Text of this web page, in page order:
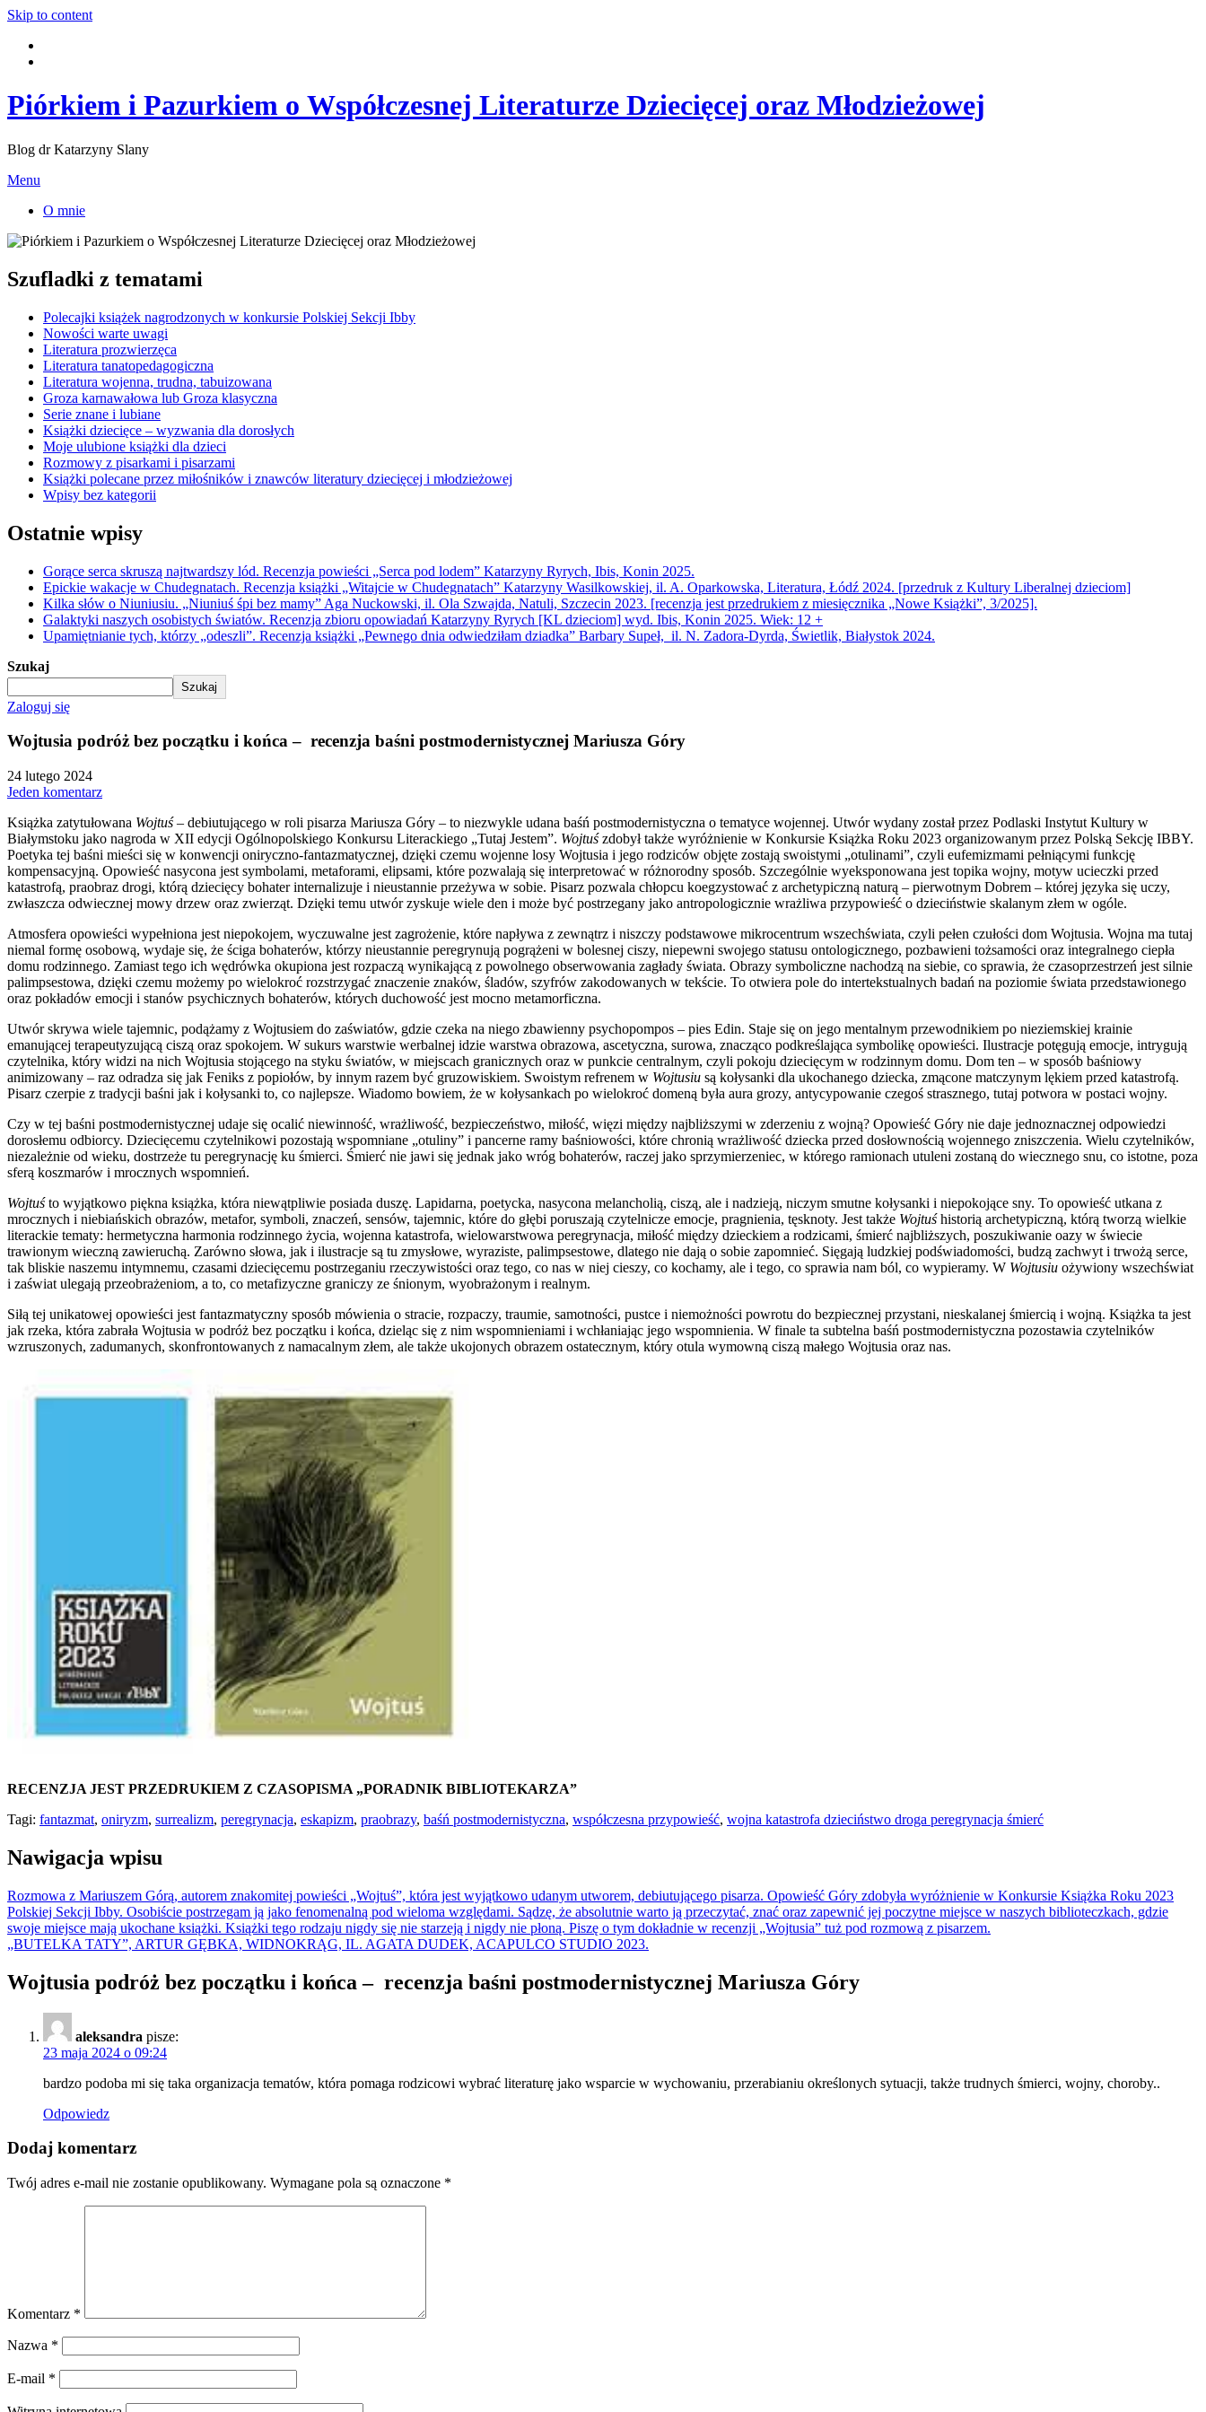
Skip to content
Piórkiem i Pazurkiem o Współczesnej Literaturze Dziecięcej oraz Młodzieżowej
Blog dr Katarzyny Slany
Menu
O mnie
Szufladki z tematami
Polecajki książek nagrodzonych w konkursie Polskiej Sekcji Ibby
Nowości warte uwagi
Literatura prozwierzęca
Literatura tanatopedagogiczna
Literatura wojenna, trudna, tabuizowana
Groza karnawałowa lub Groza klasyczna
Serie znane i lubiane
Książki dziecięce – wyzwania dla dorosłych
Moje ulubione książki dla dzieci
Rozmowy z pisarkami i pisarzami
Książki polecane przez miłośników i znawców literatury dziecięcej i młodzieżowej
Wpisy bez kategorii
Ostatnie wpisy
Gorące serca skruszą najtwardszy lód. Recenzja powieści „Serca pod lodem” Katarzyny Ryrych, Ibis, Konin 2025.
Epickie wakacje w Chudegnatach. Recenzja książki „Witajcie w Chudegnatach” Katarzyny Wasilkowskiej, il. A. Oparkowska, Literatura, Łódź 2024. [przedruk z Kultury Liberalnej dzieciom]
Kilka słów o Niuniusiu. „Niuniuś śpi bez mamy” Aga Nuckowski, il. Ola Szwajda, Natuli, Szczecin 2023. [recenzja jest przedrukiem z miesięcznika „Nowe Książki”, 3/2025].
Galaktyki naszych osobistych światów. Recenzja zbioru opowiadań Katarzyny Ryrych [KL dzieciom] wyd. Ibis, Konin 2025. Wiek: 12 +
Upamiętnianie tych, którzy „odeszli”. Recenzja książki „Pewnego dnia odwiedziłam dziadka” Barbary Supeł, il. N. Zadora-Dyrda, Świetlik, Białystok 2024.
Szukaj
Szukaj
Zaloguj się
Wojtusia podróż bez początku i końca – recenzja baśni postmodernistycznej Mariusza Góry
24 lutego 2024
Jeden komentarz
Książka zatytułowana Wojtuś– debiutującego w roli pisarza Mariusza Góry – to niezwykle udana baśń postmodernistyczna o tematyce wojennej. Utwór wydany został przez Podlaski Instytut Kultury w
Białymstoku jako nagroda w XII edycji Ogólnopolskiego Konkursu Literackiego „Tutaj Jestem”. Wojtuśzdobył także wyróżnienie w Konkursie Książka Roku 2023 organizowanym przez Polską Sekcję IBBY.
Poetyka tej baśni mieści się w konwencji oniryczno-fantazmatycznej, dzięki czemu wojenne losy Wojtusia i jego rodziców objęte zostają swoistymi „otulinami”, czyli eufemizmami pełniącymi funkcję
kompensacyjną. Opowieść nasycona jest symbolami, metaforami, elipsami, które pozwalają się interpretować w różnorodny sposób. Szczególnie wyeksponowana jest topika wojny, motyw ucieczki przed
katastrofą, praobraz drogi, którą dziecięcy bohater internalizuje i nieustannie przeżywa w sobie. Pisarz pozwala chłopcu koegzystować z archetypiczną naturą – pierwotnym Dobrem – której języka się uczy,
zwłaszcza odwiecznej mowy drzew oraz zwierząt. Dzięki temu utwór zyskuje wiele den i może być postrzegany jako antropologicznie wrażliwa przypowieść o dzieciństwie skalanym złem w ogóle.
Atmosfera opowieści wypełniona jest niepokojem, wyczuwalne jest zagrożenie, które napływa z zewnątrz i niszczy podstawowe mikrocentrum wszechświata, czyli pełen czułości dom Wojtusia. Wojna ma tutaj
niemal formę osobową, wydaje się, że ściga bohaterów, którzy nieustannie peregrynują pogrążeni w bolesnej ciszy, niepewni swojego statusu ontologicznego, pozbawieni tożsamości oraz integralnego ciepła
domu rodzinnego. Zamiast tego ich wędrówka okupiona jest rozpaczą wynikającą z powolnego obserwowania zagłady świata. Obrazy symboliczne nachodzą na siebie, co sprawia, że czasoprzestrzeń jest silnie
palimpsestowa, dzięki czemu możemy po wielokroć rozstrzygać znaczenie znaków, śladów, szyfrów zakodowanych w tekście. To otwiera pole do intertekstualnych badań na poziomie świata przedstawionego
oraz pokładów emocji i stanów psychicznych bohaterów, których duchowość jest mocno metamorficzna.
Utwór skrywa wiele tajemnic, podążamy z Wojtusiem do zaświatów, gdzie czeka na niego zbawienny psychopompos – pies Edin. Staje się on jego mentalnym przewodnikiem po nieziemskiej krainie
emanującej terapeutyzującą ciszą oraz spokojem. W sukurs warstwie werbalnej idzie warstwa obrazowa, ascetyczna, surowa, znacząco podkreślająca symbolikę opowieści. Ilustracje potęgują emocje, intrygują
czytelnika, który widzi na nich Wojtusia stojącego na styku światów, w miejscach granicznych oraz w punkcie centralnym, czyli pokoju dziecięcym w rodzinnym domu. Dom ten – w sposób baśniowy
animizowany – raz odradza się jak Feniks z popiołów, by innym razem być gruzowiskiem. Swoistym refrenem w Wojtusiu są kołysanki dla ukochanego dziecka, zmącone matczynym lękiem przed katastrofą.
Pisarz czerpie z tradycji baśni jak i kołysanki to, co najlepsze. Wiadomo bowiem, że w kołysankach po wielokroć domeną była aura grozy, antycypowanie czegoś strasznego, tutaj potwora w postaci wojny.
Czy w tej baśni postmodernistycznej udaje się ocalić niewinność, wrażliwość, bezpieczeństwo, miłość, więzi między najbliższymi w zderzeniu z wojną? Opowieść Góry nie daje jednoznacznej odpowiedzi
dorosłemu odbiorcy. Dziecięcemu czytelnikowi pozostają wspomniane „otuliny” i pancerne ramy baśniowości, które chronią wrażliwość dziecka przed dosłownością wojennego zniszczenia. Wielu czytelników,
niezależnie od wieku, dostrzeże tu peregrynację ku śmierci. Śmierć nie jawi się jednak jako wróg bohaterów, raczej jako sprzymierzeniec, w którego ramionach utuleni zostaną do wiecznego snu, co istotne, poza
sferą koszmarów i mrocznych wspomnień.
Wojtuśto wyjątkowo piękna książka, która niewątpliwie posiada duszę. Lapidarna, poetycka, nasycona melancholią, ciszą, ale i nadzieją, niczym smutne kołysanki i niepokojące sny. To opowieść utkana z
mrocznych i niebiańskich obrazów, metafor, symboli, znaczeń, sensów, tajemnic, które do głębi poruszają czytelnicze emocje, pragnienia, tęsknoty. Jest także Wojtuśhistorią archetypiczną, którą tworzą wielkie
literackie tematy: hermetyczna harmonia rodzinnego życia, wojenna katastrofa, wielowarstwowa peregrynacja, miłość między dzieckiem a rodzicami, śmierć najbliższych, poszukiwanie oazy w świecie
trawionym wieczną zawieruchą. Zarówno słowa, jak i ilustracje są tu zmysłowe, wyraziste, palimpsestowe, dlatego nie dają o sobie zapomnieć. Sięgają ludzkiej podświadomości, budzą zachwyt i trwożą serce,
tak bliskie naszemu intymnemu, czasami dziecięcemu postrzeganiu rzeczywistości oraz tego, co nas w niej cieszy, co kochamy, ale i tego, co sprawia nam ból, co wypieramy. W Wojtusiu ożywiony wszechświat
i zaświat ulegają przeobrażeniom, a to, co metafizyczne graniczy ze śnionym, wyobrażonym i realnym.
Siłą tej unikatowej opowieści jest fantazmatyczny sposób mówienia o stracie, rozpaczy, traumie, samotności, pustce i niemożności powrotu do bezpiecznej przystani, nieskalanej śmiercią i wojną. Książka ta jest
jak rzeka, która zabrała Wojtusia w podróż bez początku i końca, dzieląc się z nim wspomnieniami i wchłaniając jego wspomnienia. W finale ta subtelna baśń postmodernistyczna pozostawia czytelników
wzruszonych, zadumanych, skonfrontowanych z namacalnym złem, ale także ukojonych obrazem ostatecznym, który otula wymowną ciszą małego Wojtusia oraz nas.
RECENZJA JEST PRZEDRUKIEM Z CZASOPISMA „PORADNIK BIBLIOTEKARZA”
Tagi: fantazmat, oniryzm, surrealizm, peregrynacja, eskapizm, praobrazy, baśń postmodernistyczna, współczesna przypowieść, wojna katastrofa dzieciństwo droga peregrynacja śmierć
Nawigacja wpisu
Rozmowa z Mariuszem Górą, autorem znakomitej powieści „Wojtuś”, która jest wyjątkowo udanym utworem, debiutującego pisarza. Opowieść Góry zdobyła wyróżnienie w Konkursie Książka Roku 2023
Polskiej Sekcji Ibby. Osobiście postrzegam ją jako fenomenalną pod wieloma względami. Sądzę, że absolutnie warto ją przeczytać, znać oraz zapewnić jej poczytne miejsce w naszych biblioteczkach, gdzie
swoje miejsce mają ukochane książki. Książki tego rodzaju nigdy się nie starzeją i nigdy nie płoną. Piszę o tym dokładnie w recenzji „Wojtusia” tuż pod rozmową z pisarzem.
„BUTELKA TATY”, ARTUR GĘBKA, WIDNOKRĄG, IL. AGATA DUDEK, ACAPULCO STUDIO 2023.
Wojtusia podróż bez początku i końca – recenzja baśni postmodernistycznej Mariusza Góry
aleksandra pisze:
23 maja 2024 o 09:24
bardzo podoba mi się taka organizacja tematów, która pomaga rodzicowi wybrać literaturę jako wsparcie w wychowaniu, przerabianiu określonych sytuacji, także trudnych śmierci, wojny, choroby..
Odpowiedz
Dodaj komentarz
Twój adres e-mail nie zostanie opublikowany. Wymagane pola są oznaczone *
Komentarz *
Nazwa *
E-mail *